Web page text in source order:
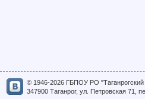
© 1946-2026 ГБПОУ РО "Таганрогский
347900 Таганрог, ул. Петровская 71,